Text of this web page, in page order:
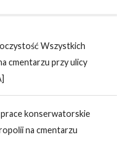
Wszystkich
cmentarzu przy ulicy
konserwatorskie
na cmentarzu